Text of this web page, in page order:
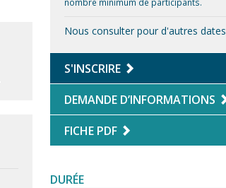
Nous consulter pour d'autres dates
S'INSCRIRE
DEMANDE D’INFORMATIONS
FICHE PDF
DURÉE